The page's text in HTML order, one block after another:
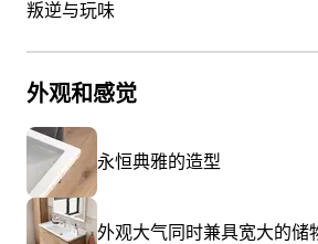
叛逆与玩味
外观和感觉
永恒典雅的造型
外观大气同时兼具宽大的储